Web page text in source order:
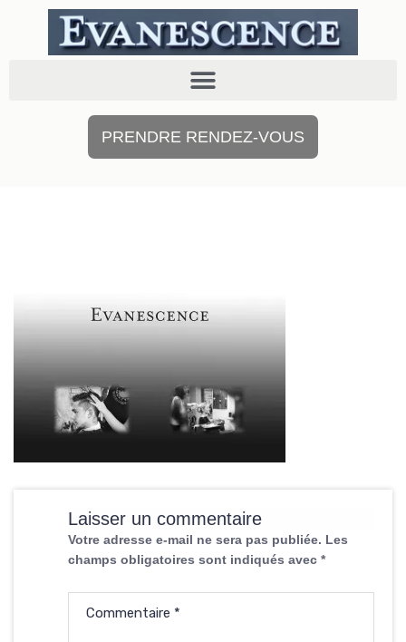
PRENDRE RENDEZ-VOUS
Laisser un commentaire
Votre adresse e-mail ne sera pas publiée. Les
champs obligatoires sont indiqués avec *
Commentaire *